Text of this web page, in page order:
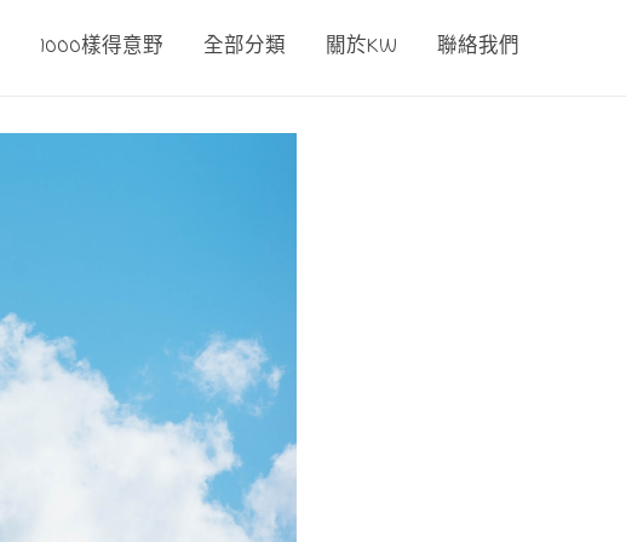
1000樣得意野 全部分類 關於KW 聯絡我們